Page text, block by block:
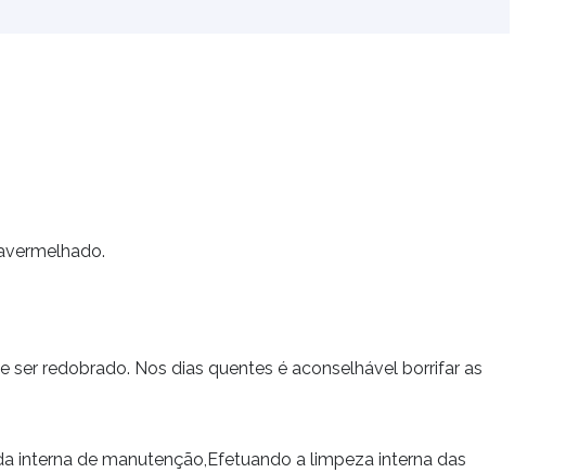
redobrado. Nos dias quentes é aconselhável borrifar as
interna de manutenção,Efetuando a limpeza interna das